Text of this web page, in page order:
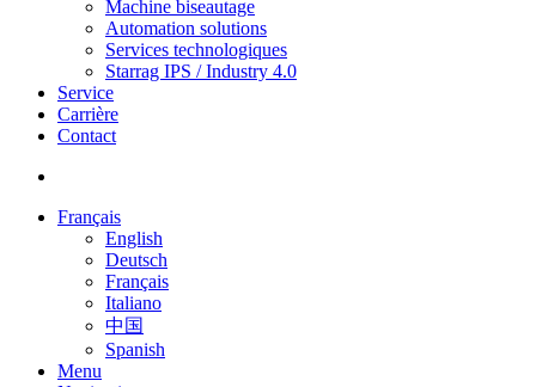
Machine biseautage
Automation solutions
Services technologiques
Starrag IPS / Industry 4.0
Service
Carrière
Contact
Français
English
Deutsch
Français
Italiano
中国
Spanish
Menu